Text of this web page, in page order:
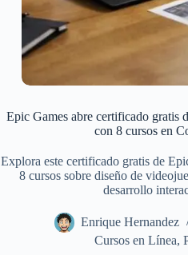
Epic Games abre certificado gratis
con 8 cursos en
Explora este certificado gratis de
8 cursos sobre diseño de
desarrollo
Enrique Hernandez
Cursos en Línea,